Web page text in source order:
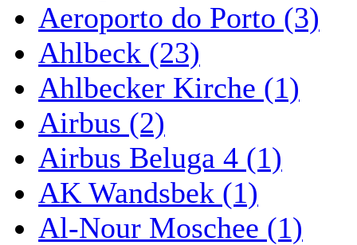
Aeroporto do Porto (3)
Ahlbeck (23)
Ahlbecker Kirche (1)
Airbus (2)
Airbus Beluga 4 (1)
AK Wandsbek (1)
Al-Nour Moschee (1)